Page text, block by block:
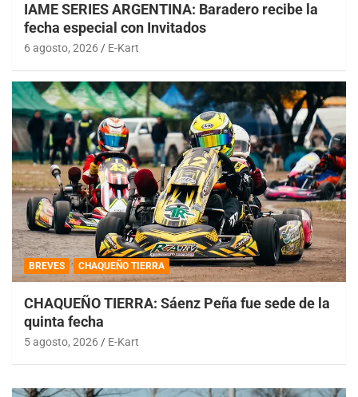
IAME SERIES ARGENTINA: Baradero recibe la
fecha especial con Invitados
6 agosto, 2026 E-Kart
BREVES CHAQUEÑO TIERRA
CHAQUEÑO TIERRA: Sáenz Peña fue sede de la
quinta fecha
5 agosto, 2026 E-Kart